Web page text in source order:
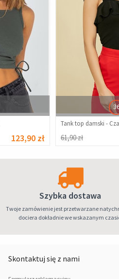
123,90 zł
Tank top damski -
61,90 zł
Szybka dostawa
Twoje zamówienie jest przetwarzane
dociera dokładnie we wskazanym
Skontaktuj się z nami